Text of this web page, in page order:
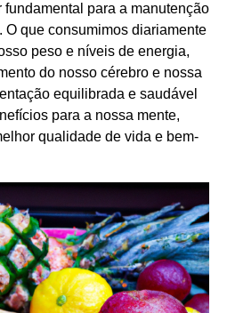
fundamental para a manutenção
O que consumimos diariamente
peso e níveis de energia,
do nosso cérebro e nossa
equilibrada e saudável
para a nossa mente,
qualidade de vida e bem-